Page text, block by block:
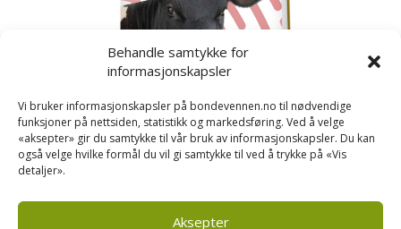
Behandle samtykke for
informasjonskapsler
Vi bruker informasjonskapsler på bondevennen.no til nødvendige
funksjoner på nettsiden, statistikk og markedsføring. Ved å velge
«aksepter» gir du samtykke til vår bruk av informasjonskapsler. Du kan
også velge hvilke formål du vil gi samtykke til ved å trykke på «Vis
detaljer».
Aksepter
Kusignal
om kusignal i eit eige hefte.